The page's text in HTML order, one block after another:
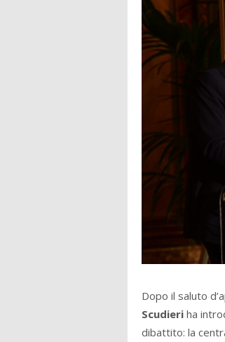
Dopo il saluto
Scudieriha
dibattito: la